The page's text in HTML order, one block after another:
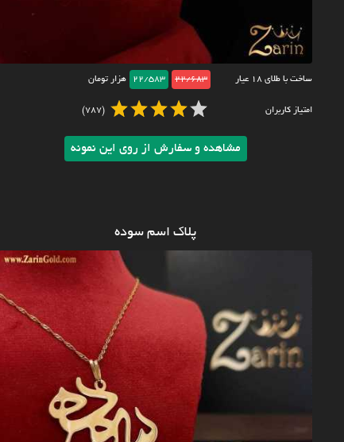
ساخت با طلای ۱۸ عیار 22/683
22/583 هزار تومان
امتیاز کاربران (787)
مشاهده و سفارش از روی این نمونه
پلاک اسم سوده